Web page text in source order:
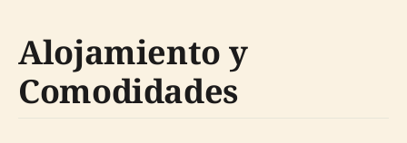
Alojamiento y
Comodidades